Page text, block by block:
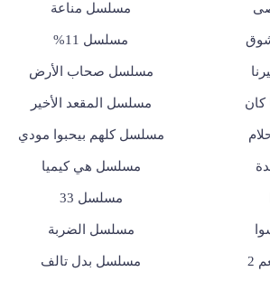
مسلسل مناعة
مسلسل 11%
مسلسل صحاب الأرض
كان مسلسل المقعد الأخير
مسلسل كلهم بيحبوا مودي
مسلسل هي كيميا
مسلسل 33
مسلسل الضربة
2 مسلسل بدل تالف